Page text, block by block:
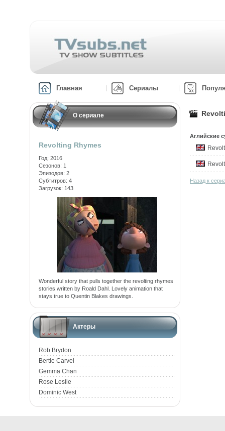
Главная Сериалы
О сериале
Revolting Rhymes
Год: 2016
Сезонов: 1
Эпизодов: 2
Субтитров: 4
Загрузок: 143
Wonderful story that pulls together the revolting rhymes
stories written by Roald Dahl. Lovely animation that
stays true to Quentin Blakes drawings.
Актеры
Rob Brydon
Bertie Carvel
Gemma Chan
Rose Leslie
Dominic West
Аглийские
Назад к